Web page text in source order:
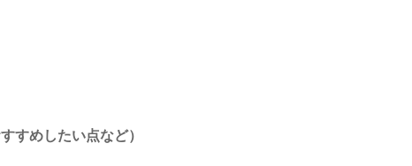
すめしたい点など）